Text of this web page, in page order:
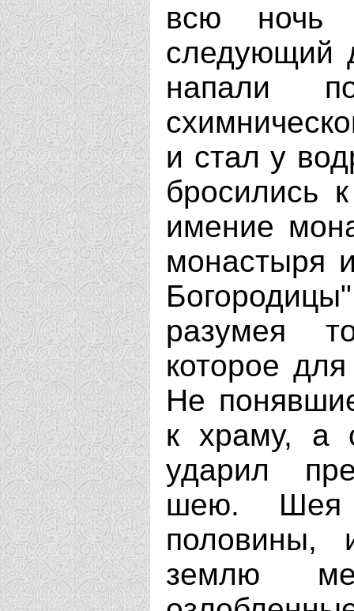
всю ночь
следующий
напали
и стал у
бросились
имение
монастыря
разумея
которое
Не
к храму, а
ударил
шею. Шея
половины,
землю